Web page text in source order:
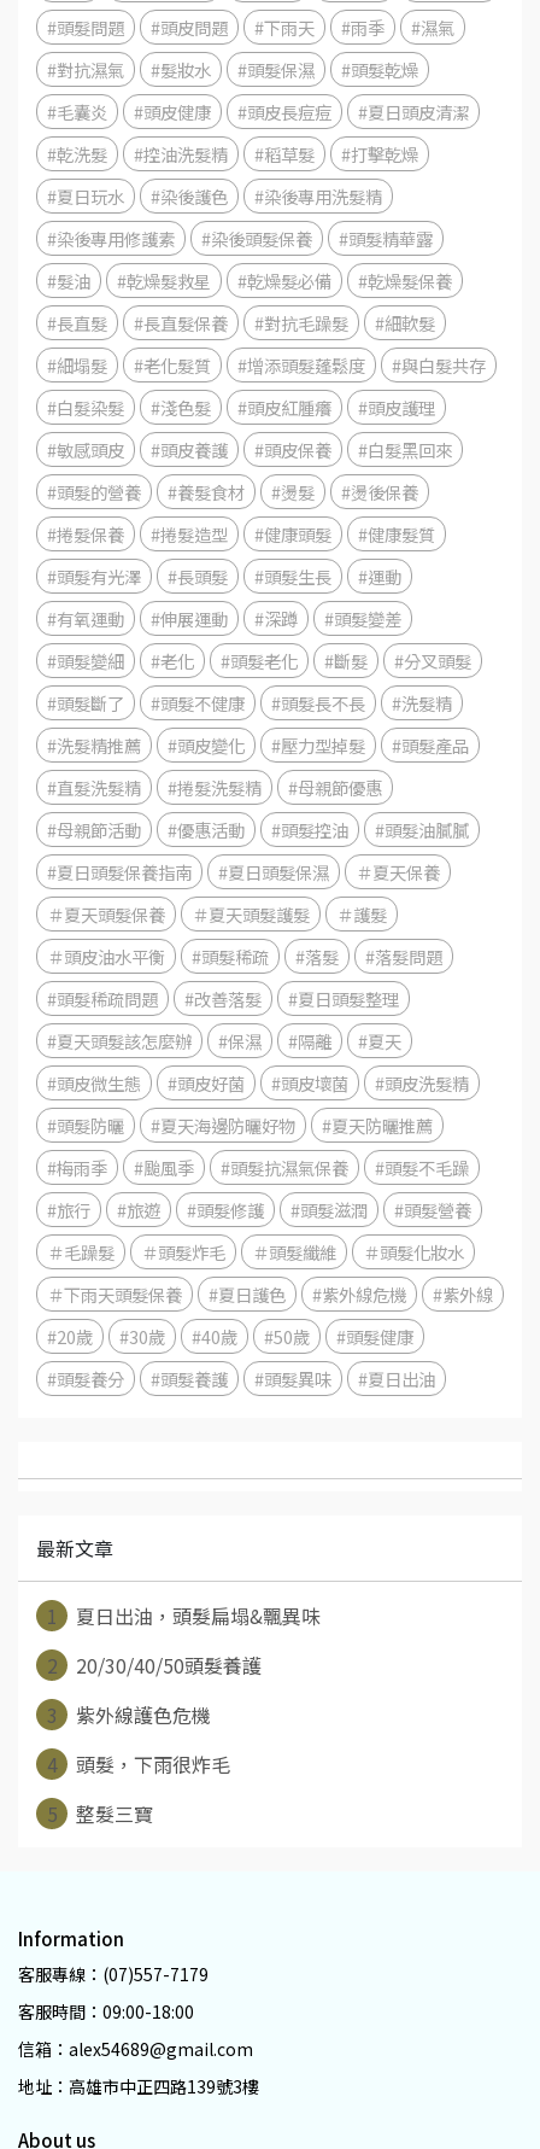
#頭髮問題
#頭皮問題 #下雨天 #雨季
#濕氣
#對抗濕氣
#髮妝水 #頭髮保濕
#頭髮乾燥
#毛囊炎
#頭皮健康 #頭皮長痘痘
#夏日頭皮清潔
#乾洗髮
#控油洗髮精 #稻草髮
#打擊乾燥
#夏日玩水
#染後護色
#染後專用洗髮精
#染後專用修護素
#染後頭髮保養
#頭髮精華露
#髮油
#乾燥髮救星 #乾燥髮必備
#乾燥髮保養
#長直髮
#長直髮保養 #對抗毛躁髮
#細軟髮
#細塌髮
#老化髮質 #增添頭髮蓬鬆度
#與白髮共存
#白髮染髮
#淺色髮 #頭皮紅腫癢
#頭皮護理
#敏感頭皮
#頭皮養護 #頭皮保養
#白髮黑回來
#頭髮的營養
#養髮食材 #燙髮
#燙後保養
#捲髮保養
#捲髮造型 #健康頭髮
#健康髮質
#頭髮有光澤
#長頭髮 #頭髮生長
#運動
#有氧運動
#伸展運動 #深蹲
#頭髮變差
#頭髮變細
#老化 #頭髮老化 #斷髮
#分叉頭髮
#頭髮斷了
#頭髮不健康 #頭髮長不長
#洗髮精
#洗髮精推薦
#頭皮變化 #壓力型掉髮
#頭髮產品
#直髮洗髮精
#捲髮洗髮精
#母親節優惠
#母親節活動
#優惠活動 #頭髮控油
#頭髮油膩膩
#夏日頭髮保養指南
#夏日頭髮保濕
＃夏天保養
＃夏天頭髮保養
＃夏天頭髮護髮
＃護髮
＃頭皮油水平衡
#頭髮稀疏 #落髮
#落髮問題
#頭髮稀疏問題
#改善落髮
#夏日頭髮整理
#夏天頭髮該怎麼辦
#保濕 #隔離
#夏天
#頭皮微生態
#頭皮好菌 #頭皮壞菌
#頭皮洗髮精
#頭髮防曬
#夏天海邊防曬好物
#夏天防曬推薦
#梅雨季
#颱風季 #頭髮抗濕氣保養
#頭髮不毛躁
#旅行
#旅遊 #頭髮修護 #頭髮滋潤
#頭髮營養
＃毛躁髮
＃頭髮炸毛 ＃頭髮纖維
＃頭髮化妝水
＃下雨天頭髮保養
#夏日護色 #紫外線危機
#紫外線
#20歲
#30歲 #40歲 #50歲
#頭髮健康
#頭髮養分
#頭髮養護 #頭髮異味 #夏日出油
最新文章
1
夏日出油，頭髮扁塌&飄異味
2
20/30/40/50頭髮養護
3
紫外線護色危機
4
頭髮，下雨很炸毛
5
整髮三寶
Information
客服專線：(07)557-7179
客服時間：09:00-18:00
信箱：alex54689@gmail.com
地址：高雄市中正四路139號3樓
About us